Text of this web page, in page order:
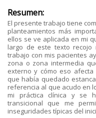
Resumen:
El presente trabajo tiene
planteamientos más
ellos se ve aplicada en mi
largo de este texto recojo
trabajo con mis pacientes
zona o zona intermedia
externo y cómo eso
que había quedado
referencia al que acudo en
mi práctica clínica y se
transicional que me
inseguridades típicas del